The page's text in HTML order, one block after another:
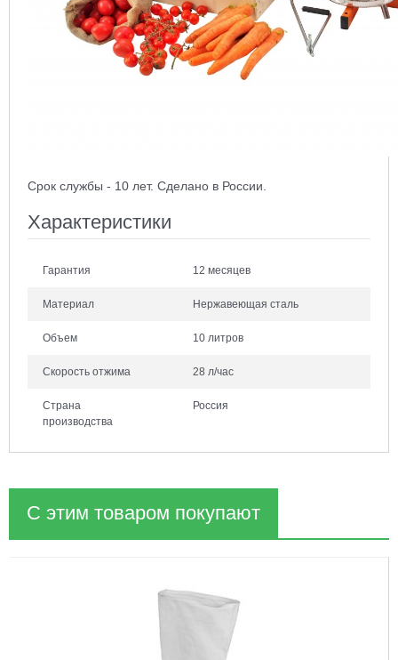
Срок службы - 10 лет. Сделано в России.
Характеристики
Гарантия 12 месяцев
Материал Нержавеющая сталь
Объем 10 литров
Скорость отжима 28 л/час
Страна
производства
Россия
С этим товаром покупают